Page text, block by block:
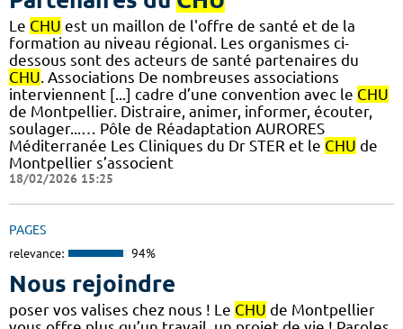
Le CHU est un maillon de l'offre de santé et de la
formation au niveau régional. Les organismes ci-
dessous sont des acteurs de santé partenaires du
CHU. Associations De nombreuses associations
interviennent [...] cadre d’une convention avec le CHU
de Montpellier. Distraire, animer, informer, écouter,
soulager...… Pôle de Réadaptation AURORES
Méditerranée Les Cliniques du Dr STER et le CHU de
Montpellier s’associent
18/02/2026 15:25
PAGES
relevance: 94%
Nous rejoindre
poser vos valises chez nous ! Le CHU de Montpellier